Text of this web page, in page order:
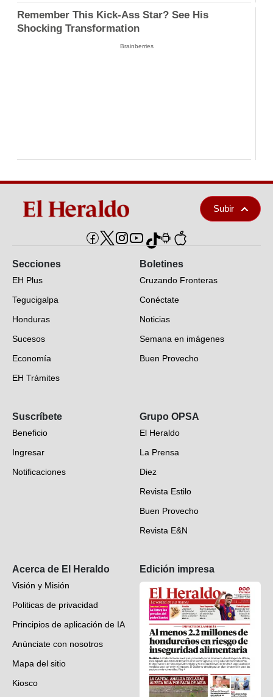
Remember This Kick-Ass Star? See His
Shocking Transformation
Brainberries
Subir
Secciones
EH Plus
Tegucigalpa
Honduras
Sucesos
Economía
EH Trámites
EH Verifica
Fotogalerías
Deportes
Videos
Boletines
Cruzando Fronteras
Conéctate
Noticias
Semana en imágenes
Buen Provecho
Suscríbete
Beneficio
Ingresar
Notificaciones
Grupo OPSA
El Heraldo
La Prensa
Diez
Revista Estilo
Buen Provecho
Revista E&N
Acerca de El Heraldo
Visión y Misión
Politicas de privacidad
Principios de aplicación de IA
Anúnciate con nosotros
Mapa del sitio
Kiosco
Edición impresa